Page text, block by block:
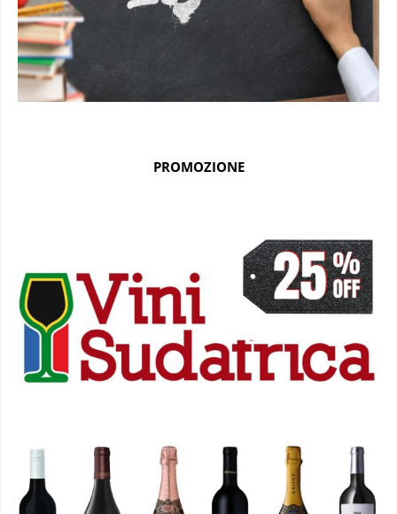
PROMOZIONE